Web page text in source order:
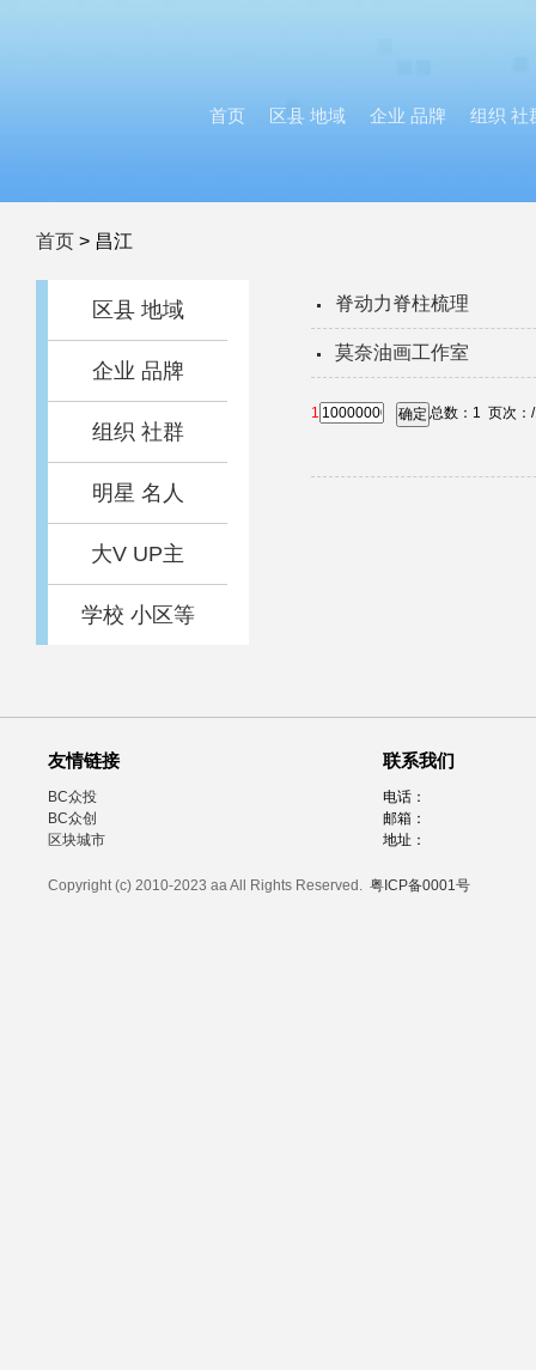
首页 区县 地域 企业 品牌 组织 社
首页 > 昌江
区县 地域
企业 品牌
组织 社群
明星 名人
大V UP主
学校 小区等
脊动力脊柱梳理
莫奈油画工作室
总数： 1 页次：
1 确定
友情链接
BC众投
BC众创
区块城市
联系我们
电话：
邮箱：
地址：
Copyright (c) 2010-2023 aa All Rights Reserved. 粤ICP备0001号